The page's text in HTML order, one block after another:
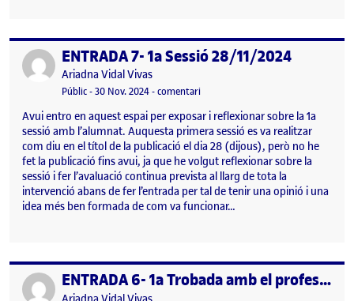
Publicat perENTRADA 7- 1a Sessió 28/11/2024
Publicat per
Ariadna Vidal Vivas
Visibilitat:
Públic-Data de publicació
30 Nov. 2024-comentariel ENTRADA 7- 1a Sessió 28/11/2024
Avui entro en aquest espai per exposar i reflexionar sobre la 1a
sessió amb l’alumnat. Auquesta primera sessió es va realitzar
com diu en el títol de la publicació el dia 28 (dijous), però no he
fet la publicació fins avui, ja que he volgut reflexionar sobre la
sessió i fer l’avaluació continua prevista al llarg de tota la
intervenció abans de fer l’entrada per tal de tenir una opinió i una
idea més ben formada de com va funcionar…
Publicat per ENTRADA 6- 1a Trobada amb el professorat. 20/11/2024
Publicat per